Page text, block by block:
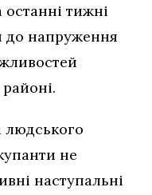
останні тижні
до напруження
людського
не
наступальні